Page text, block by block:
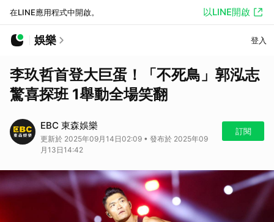
在LINE應用程式中開啟。 以LINE開啟
娛樂 登入
李玖哲首登大巨蛋！「不死鳥」郭泓志
驚喜探班 1舉動全場笑翻
EBC 東森娛樂
更新於 2025年09月14日02:09 • 發布於 2025年09
月13日14:42
訂閱